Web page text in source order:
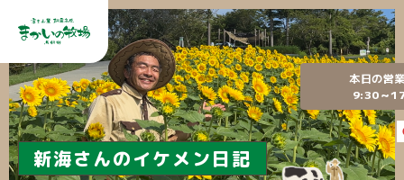
本日の営
9:30～
新海さんのイケメン日記